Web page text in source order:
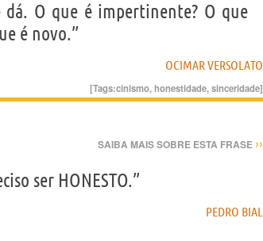
O que é impertinente? O que
é novo.”
OCIMAR VERSOLATO
[Tags:cinismo,honestidade,sinceridade]
SAIBA MAIS SOBRE ESTA FRASE ››
ser HONESTO.”
PEDRO BIAL